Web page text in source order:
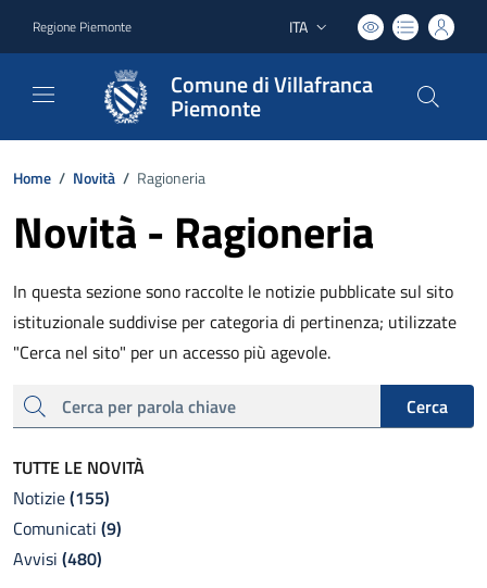
Regione Piemonte Lingua attiva:
ITA
Comune di Villafranca
Piemonte
Home / Novità / Ragioneria
Novità - Ragioneria
In questa sezione sono raccolte le notizie pubblicate sul sito
istituzionale suddivise per categoria di pertinenza; utilizzate
"Cerca nel sito" per un accesso più agevole.
cerca
Cerca
TUTTE LE NOVITÀ
Notizie(155)
Comunicati (9)
Avvisi (480)